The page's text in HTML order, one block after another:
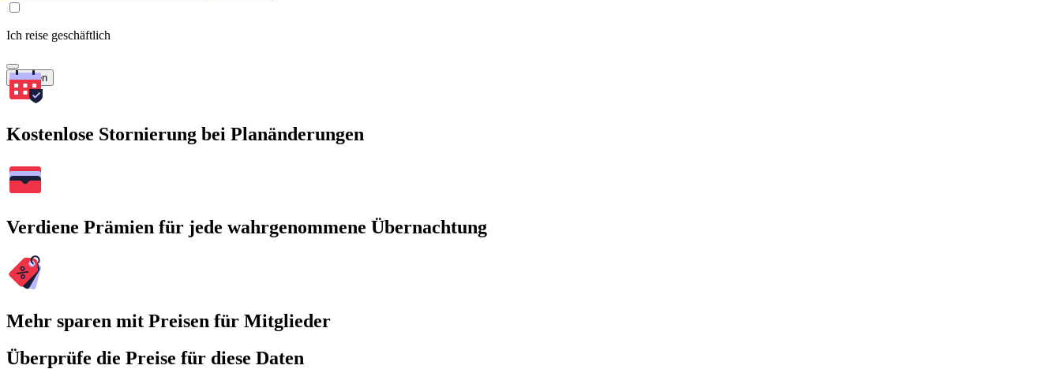
Ich reise geschäftlich
Suchen
Kostenlose Stornierung bei Planänderungen
Verdiene Prämien für jede wahrgenommene Übernachtung
Mehr sparen mit Preisen für Mitglieder
Überprüfe die Preise für diese Daten